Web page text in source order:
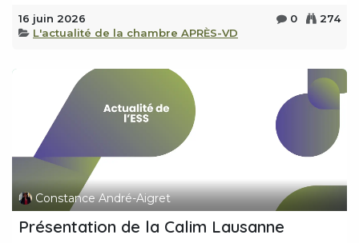
16 juin 2026 0
274
L'actualité de la chambre APRÈS-VD
Constance André-Aigret
Présentation de la Calim Lausanne